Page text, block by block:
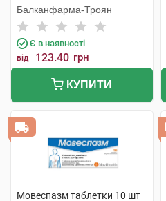
Балканфарма-Троян
Є в наявності
від 123.40 грн
КУПИТИ
Мовеспазм таблетки 10 шт